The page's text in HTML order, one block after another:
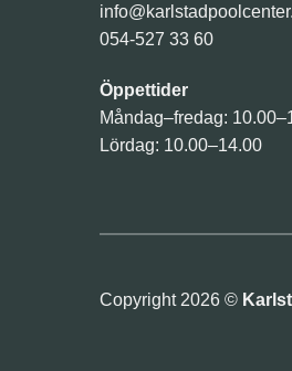
054-527 33 60
Öppettider
Måndag–fredag:
Lördag: 10.00–14.00
Copyright 2026 ©